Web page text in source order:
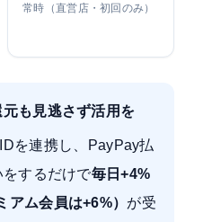
常時（直営店・初回のみ）
元も見逃さず活用を
を連携し、PayPay払
するだけで毎日+4%
ム会員は+6%） が受